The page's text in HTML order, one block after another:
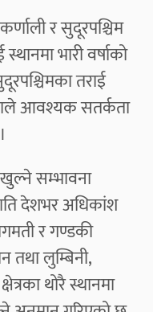
र सुदूरपश्चिम
भारी वर्षाको
तराई
आवश्यक सतर्कता
सम्भावना
देशभर अधिकांश
र गण्डकी
तथा लुम्बिनी,
थोरै स्थानमा